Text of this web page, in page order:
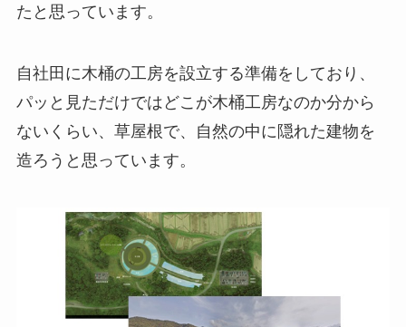
たと思っています。
自社田に木桶の工房を設立する準備をしており、
パッと見ただけではどこが木桶工房なのか分から
ないくらい、草屋根で、自然の中に隠れた建物を
造ろうと思っています。